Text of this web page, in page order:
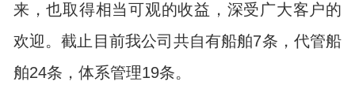
来，也取得相当可观的收益，深受广大客户的
欢迎。截止目前我公司共自有船舶7条，代管船
舶24条，体系管理19条。